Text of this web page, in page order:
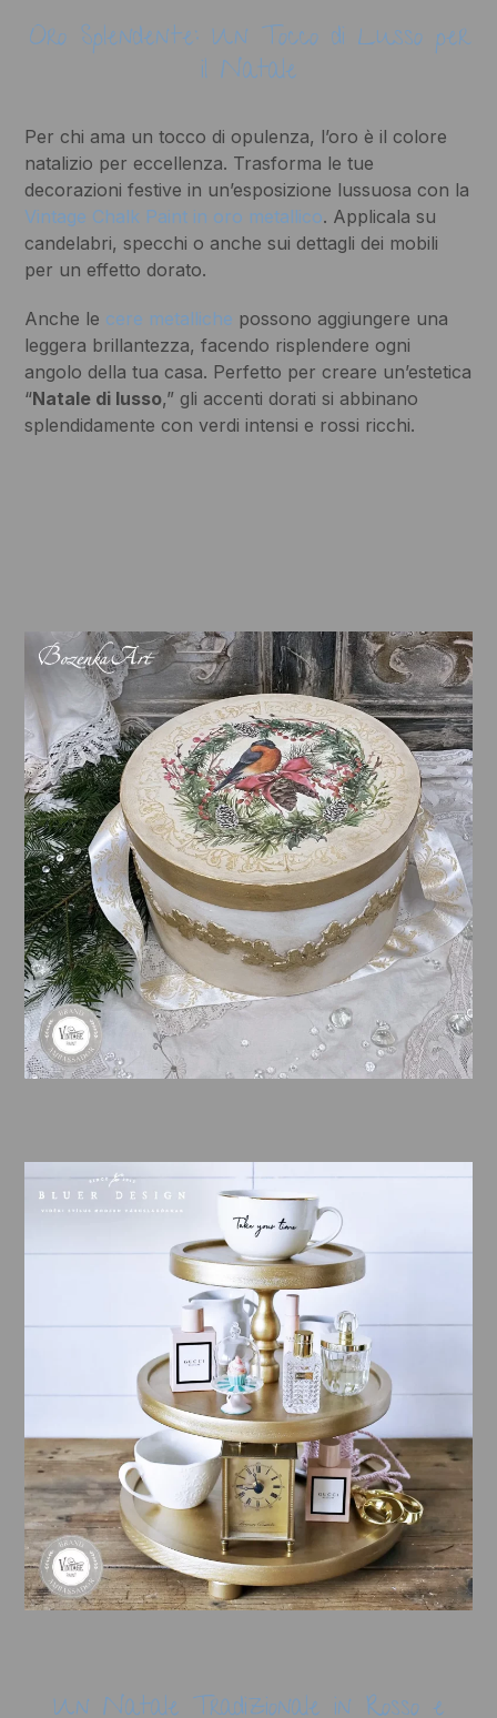
Oro Splendente: Un Tocco di Lusso per
il Natale
Per chi ama un tocco di opulenza, l’oro è il colore
natalizio per eccellenza. Trasforma le tue
decorazioni festive in un’esposizione lussuosa con la
Vintage Chalk Paint in oro metallico. Applicala su
candelabri, specchi o anche sui dettagli dei mobili
per un effetto dorato.
Anche le cere metalliche possono aggiungere una
leggera brillantezza, facendo risplendere ogni
angolo della tua casa. Perfetto per creare un’estetica
“Natale di lusso,” gli accenti dorati si abbinano
splendidamente con verdi intensi e rossi ricchi.
Un Natale Tradizionale in Rosso e